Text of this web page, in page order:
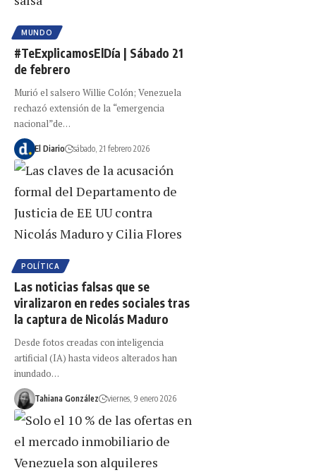
MUNDO
#TeExplicamosElDía | Sábado 21
de febrero
Murió el salsero Willie Colón; Venezuela
rechazó extensión de la “emergencia
nacional”de…
El Diario sábado, 21 febrero 2026
POLÍTICA
Las noticias falsas que se
viralizaron en redes sociales tras
la captura de Nicolás Maduro
Desde fotos creadas con inteligencia
artificial (IA) hasta videos alterados han
inundado…
Tahiana González viernes, 9 enero 2026